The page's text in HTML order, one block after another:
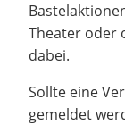
Theater oder
dabei.
Sollte eine
gemeldet